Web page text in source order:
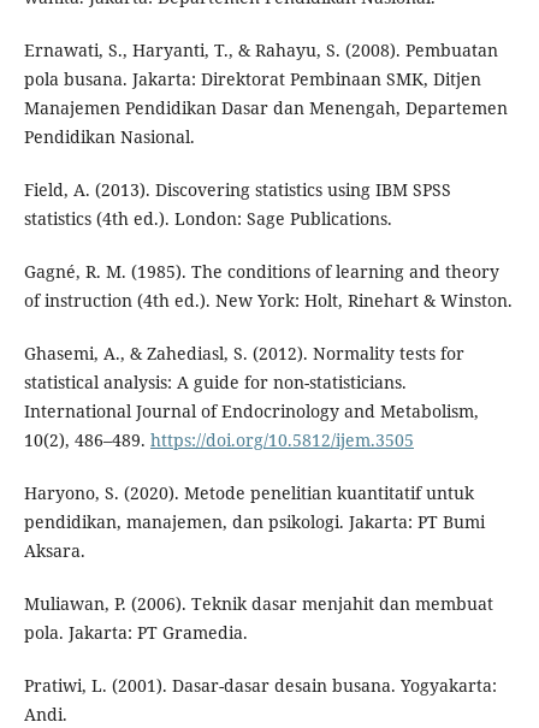
Ernawati, S., Haryanti, T., & Rahayu, S. (2008). Pembuatan
pola busana. Jakarta: Direktorat Pembinaan SMK, Ditjen
Manajemen Pendidikan Dasar dan Menengah, Departemen
Pendidikan Nasional.
Field, A. (2013). Discovering statistics using IBM SPSS
statistics (4th ed.). London: Sage Publications.
Gagné, R. M. (1985). The conditions of learning and theory
of instruction (4th ed.). New York: Holt, Rinehart & Winston.
Ghasemi, A., & Zahediasl, S. (2012). Normality tests for
statistical analysis: A guide for non-statisticians.
International Journal of Endocrinology and Metabolism,
10(2), 486–489. https://doi.org/10.5812/ijem.3505
Haryono, S. (2020). Metode penelitian kuantitatif untuk
pendidikan, manajemen, dan psikologi. Jakarta: PT Bumi
Aksara.
Muliawan, P. (2006). Teknik dasar menjahit dan membuat
pola. Jakarta: PT Gramedia.
Pratiwi, L. (2001). Dasar-dasar desain busana. Yogyakarta:
Andi.